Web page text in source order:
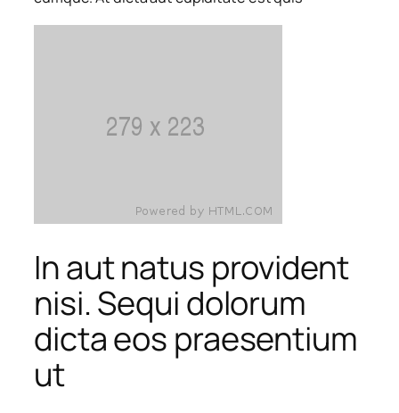
In aut natus provident
nisi. Sequi dolorum
dicta eos praesentium
ut